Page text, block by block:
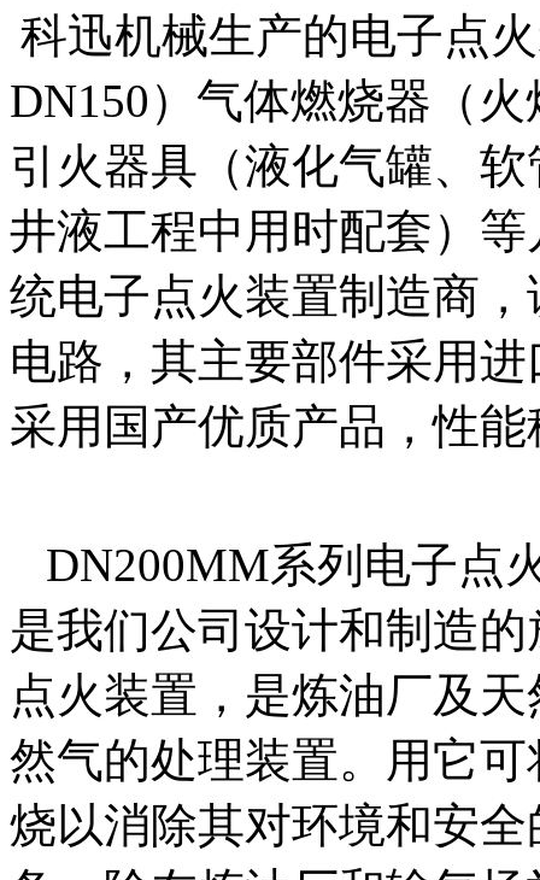
科迅机械生产的电子点
DN150）气体燃烧器（
引火器具（液化气罐、
井液工程中用时配套）
统电子点火装置制造商
电路，其主要部件采用
采用国产优质产品，性
DN200MM系列电子点
是我们公司设计和制造
点火装置，是炼油厂及
然气的处理装置。用它
烧以消除其对环境和安